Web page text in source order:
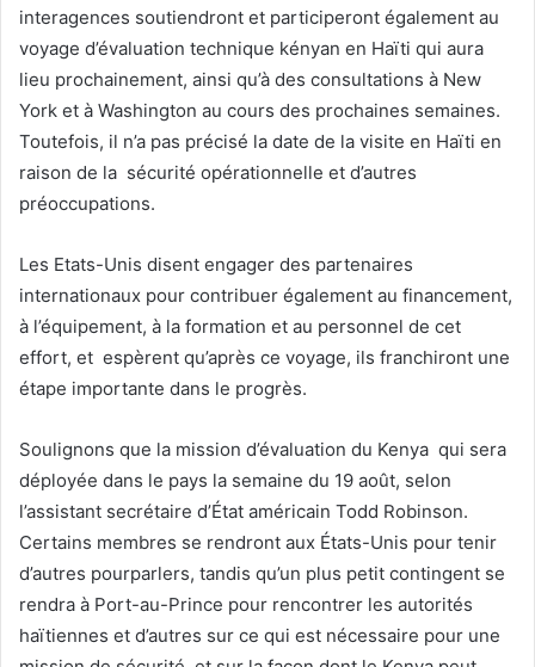
interagences soutiendront et participeront également au
voyage d’évaluation technique kényan en Haïti qui aura
lieu prochainement, ainsi qu’à des consultations à New
York et à Washington au cours des prochaines semaines.
Toutefois, il n’a pas précisé la date de la visite en Haïti en
raison de la sécurité opérationnelle et d’autres
préoccupations.
Les Etats-Unis disent engager des partenaires
internationaux pour contribuer également au financement,
à l’équipement, à la formation et au personnel de cet
effort, et espèrent qu’après ce voyage, ils franchiront une
étape importante dans le progrès.
Soulignons que la mission d’évaluation du Kenya qui sera
déployée dans le pays la semaine du 19 août, selon
l’assistant secrétaire d’État américain Todd Robinson.
Certains membres se rendront aux États-Unis pour tenir
d’autres pourparlers, tandis qu’un plus petit contingent se
rendra à Port-au-Prince pour rencontrer les autorités
haïtiennes et d’autres sur ce qui est nécessaire pour une